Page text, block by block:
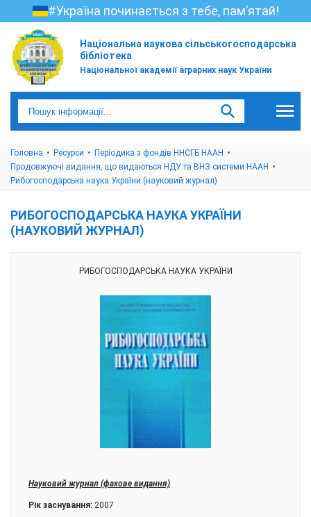
#Україна починається з тебе, пам’ятай!
Національна наукова сільськогосподарська
бібліотека
Національної академії аграрних наук України
Головна Ресурси
Періодика з фондів ННСГБ НААН
Продовжуючі видання, що видаються НДУ та ВНЗ системи НААН
Рибогосподарська наука України (науковий журнал)
РИБОГОСПОДАРСЬКА НАУКА УКРАЇНИ
(НАУКОВИЙ ЖУРНАЛ)
РИБОГОСПОДАРСЬКА НАУКА УКРАЇНИ
Науковий журнал (фахове видання)
Рік заснування: 2007